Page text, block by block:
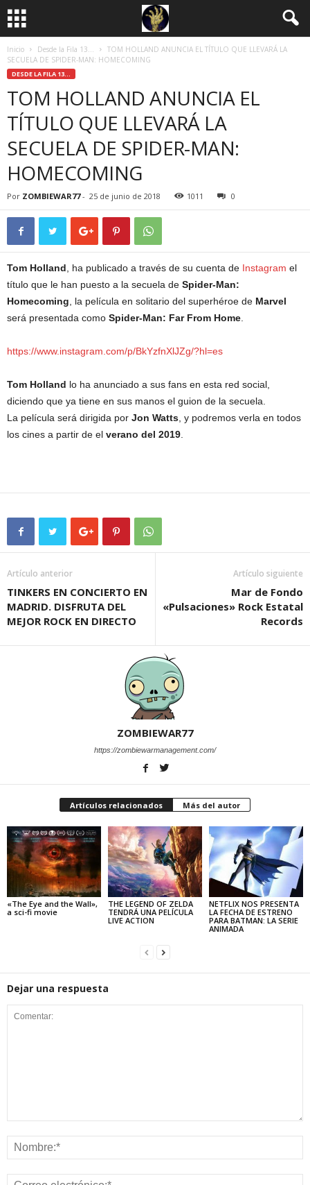
Inicio Desde la Fila 13...
TOM HOLLAND ANUNCIA EL TÍTULO QUE LLEVARÁ LA
SECUELA DE SPIDER-MAN: HOMECOMING
DESDE LA FILA 13...
TOM HOLLAND ANUNCIA EL
TÍTULO QUE LLEVARÁ LA
SECUELA DE SPIDER-MAN:
HOMECOMING
Por ZOMBIEWAR77- 25 de junio de 2018 1011 0
Tom Holland , ha publicado a través de su cuenta de Instagram el
título que le han puesto a la secuela de Spider-Man:
Homecoming , la película en solitario del superhéroe de Marvel
será presentada como Spider-Man: Far From Home
https://www.instagram.com/p/BkYzfnXlJZg/?hl=es
Tom Holland lo ha anunciado a sus fans en esta red social,
diciendo que ya tiene en sus manos el guion de la secuela.
La película será dirigida por Jon Watts , y podremos verla en todos
los cines a partir de el verano del 2019
Artículo anterior
TINKERS EN CONCIERTO EN
MADRID. DISFRUTA DEL
MEJOR ROCK EN DIRECTO
Artículo siguiente
Mar de Fondo
«Pulsaciones» Rock Estatal
Records
ZOMBIEWAR77
https://zombiewarmanagement.com/
Artículos relacionados Más del autor
«The Eye and the Wall»,
a sci-fi movie
THE LEGEND OF ZELDA
TENDRÁ UNA PELÍCULA
LIVE ACTION
NETFLIX NOS PRESENTA
LA FECHA DE ESTRENO
PARA BATMAN: LA SERIE
ANIMADA
Dejar una respuesta